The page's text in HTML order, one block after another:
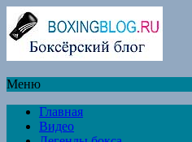
Меню
Главная
Видео